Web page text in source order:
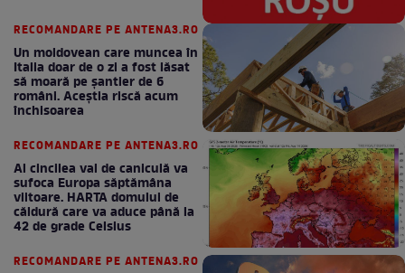
RECOMANDARE PE ANTENA3.RO
Un moldovean care muncea în
Italia doar de o zi a fost lăsat
să moară pe şantier de 6
români. Aceștia riscă acum
închisoarea
RECOMANDARE PE ANTENA3.RO
Al cincilea val de caniculă va
sufoca Europa săptămâna
viitoare. HARTA domului de
căldură care va aduce până la
42 de grade Celsius
RECOMANDARE PE ANTENA3.RO